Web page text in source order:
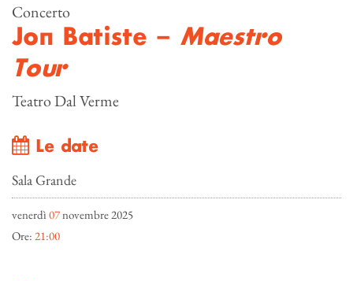
Concerto
Jon Batiste – Maestro
Tour
Teatro Dal Verme
Le date
Sala Grande
venerdì 07 novembre 2025
Ore: 21:00